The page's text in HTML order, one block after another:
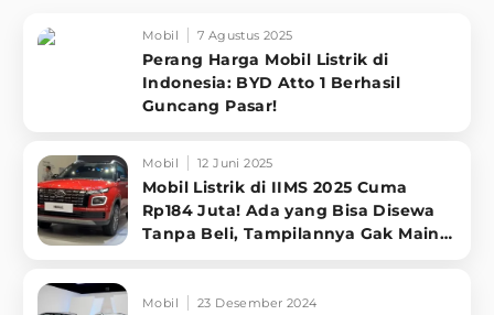
Mobil 7 Agustus 2025
Perang Harga Mobil Listrik di
Indonesia: BYD Atto 1 Berhasil
Guncang Pasar!
Mobil 12 Juni 2025
Mobil Listrik di IIMS 2025 Cuma
Rp184 Juta! Ada yang Bisa Disewa
Tanpa Beli, Tampilannya Gak Main-
Mobil 23 Desember 2024